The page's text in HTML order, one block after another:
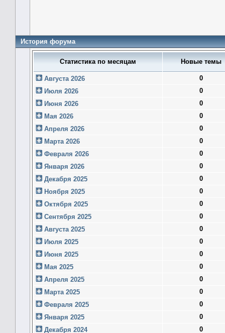
История форума
Статистика по месяцам Новые темы
Августа 2026
0
Июля 2026
0
Июня 2026
0
Мая 2026
0
Апреля 2026
0
Марта 2026
0
Февраля 2026
0
Января 2026
0
Декабря 2025
0
Ноября 2025
0
Октября 2025
0
Сентября 2025
0
Августа 2025
0
Июля 2025
0
Июня 2025
0
Мая 2025
0
Апреля 2025
0
Марта 2025
0
Февраля 2025
0
Января 2025
0
Декабря 2024
0